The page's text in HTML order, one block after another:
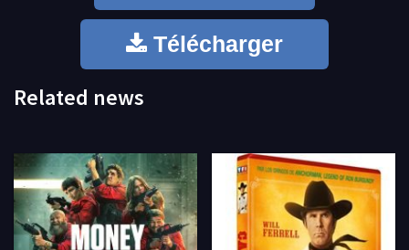
Télécharger
Related news